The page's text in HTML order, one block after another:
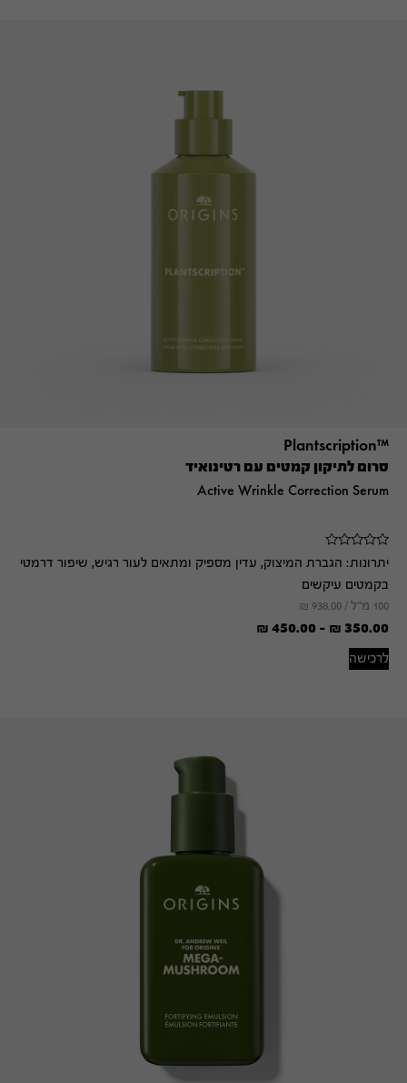
™Plantscription
סרום לתיקון קמטים עם רטינואיד
Active Wrinkle Correction Serum
יתרונות: הגברת המיצוק, עדין מספיק ומתאים לעור רגיש, שיפור דרמטי
בקמטים עיקשים
100 מ"ל / ₪ 938.00
₪ 350.00
-
₪ 450.00
לרכישה